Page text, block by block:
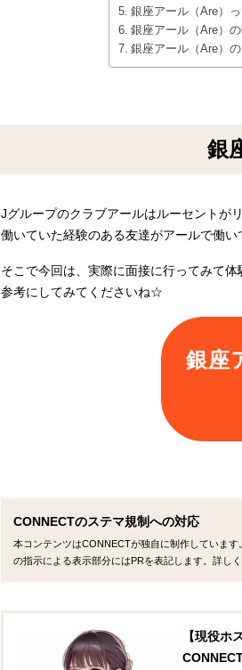
銀座アール（Are）
銀座アール（Are）
銀座アール（Are）の
銀
Jグループのクラブアールはルーセントが
働いていた経験のある友達がアールで働
そこで今回は、実際に面接に行ってみて
参考にしてみてくださいね☆
銀座
CONNECTのステマ規制への対応
本コンテンツはCONNECTが独自に制作していま
の指示による表示部分にはPRを表記します。詳し
【現役ホ